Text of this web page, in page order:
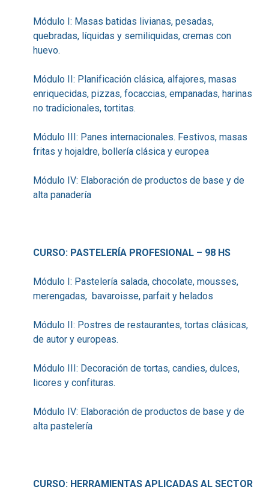
Módulo I: Masas batidas livianas, pesadas,
quebradas, líquidas y semiliquidas, cremas con
huevo.
Módulo II: Planificación clásica, alfajores, masas
enriquecidas, pizzas, focaccias, empanadas, harinas
no tradicionales, tortitas.
Módulo III: Panes internacionales. Festivos, masas
fritas y hojaldre, bollería clásica y europea
Módulo IV: Elaboración de productos de base y de
alta panadería
CURSO: PASTELERÍA PROFESIONAL – 98 HS
Módulo I: Pastelería salada, chocolate, mousses,
merengadas, bavaroisse, parfait y helados
Módulo II: Postres de restaurantes, tortas clásicas,
de autor y europeas.
Módulo III: Decoración de tortas, candies, dulces,
licores y confituras.
Módulo IV: Elaboración de productos de base y de
alta pastelería
CURSO: HERRAMIENTAS APLICADAS AL SECTOR